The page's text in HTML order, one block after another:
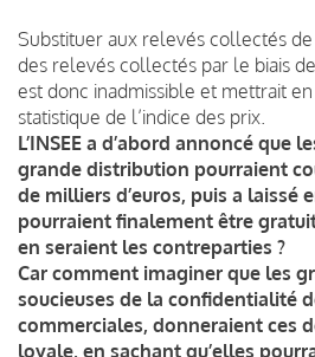
Substituer aux relevés collectés
des relevés collectés par le biais
est donc inadmissible et mettrait
statistique de l’indice des prix.
L’INSEE a d’abord annoncé que
grande distribution pourraient
de milliers d’euros, puis a laissé
pourraient finalement être
en seraient les contreparties ?
Car comment imaginer que les
soucieuses de la confidentialité
commerciales, donneraient ces
loyale, en sachant qu’elles